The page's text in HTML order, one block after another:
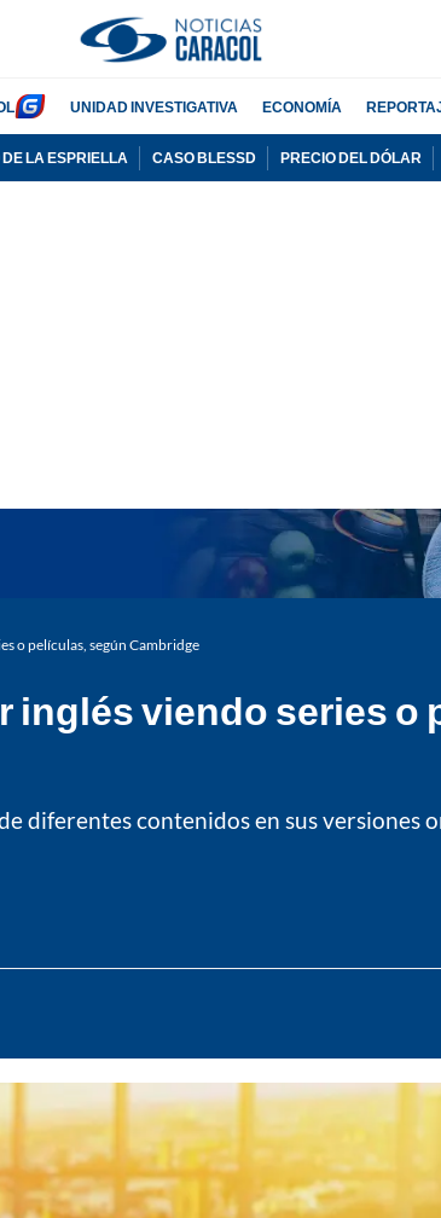
UNIDAD INVESTIGATIVA ECONOMÍA
LA ESPRIELLA CASO BLESSD PRECIO DEL DÓLAR
o películas, según Cambridge
inglés viendo series o
contenidos en sus versiones